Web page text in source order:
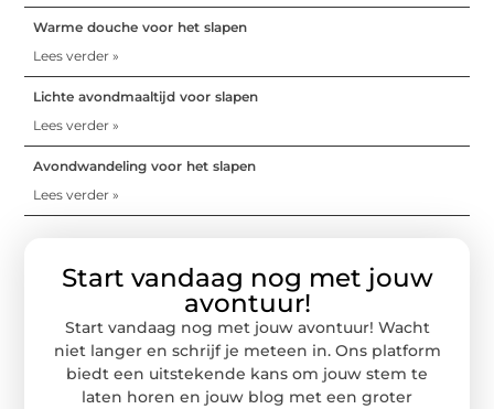
Warme douche voor het slapen
Lees verder »
Lichte avondmaaltijd voor slapen
Lees verder »
Avondwandeling voor het slapen
Lees verder »
Start vandaag nog met jouw
avontuur!
Start vandaag nog met jouw avontuur! Wacht
niet langer en schrijf je meteen in. Ons platform
biedt een uitstekende kans om jouw stem te
laten horen en jouw blog met een groter